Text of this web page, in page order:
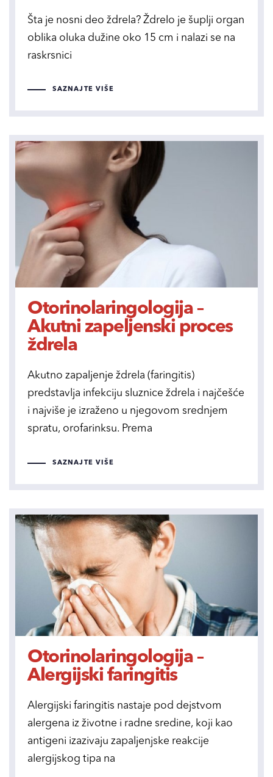
Šta je nosni deo ždrela? Ždrelo je šuplji organ
oblika oluka dužine oko 15 cm i nalazi se na
raskrsnici
SAZNAJTE VIŠE
Otorinolaringologija –
Akutni zapeljenski proces
ždrela
Akutno zapaljenje ždrela (faringitis)
predstavlja infekciju sluznice ždrela i najčešće
i najviše je izraženo u njegovom srednjem
spratu, orofarinksu. Prema
SAZNAJTE VIŠE
Otorinolaringologija –
Alergijski faringitis
Alergijski faringitis nastaje pod dejstvom
alergena iz životne i radne sredine, koji kao
antigeni izazivaju zapaljenjske reakcije
alergijskog tipa na